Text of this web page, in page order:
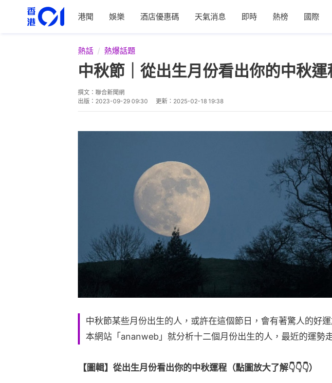
港聞 娛樂 酒店優惠碼 天氣消息 即時 熱榜 國際
熱話 熱爆話題
中秋節｜從出生月份看出你的中秋
撰文： 聯合新聞網
出版： 2023-09-29 09:30 更新： 2025-02-18 19:38
中秋節某些月份出生的人，或許在這個節日，會有著驚人的好運
本網站「ananweb」就分析十二個月份出生的人，最近的運勢
【圖輯】從出生月份看出你的中秋運程（點圖放大了解👇👇👇）